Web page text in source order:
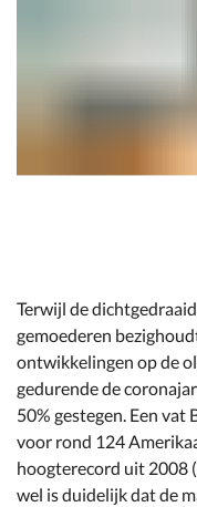
Terwijl de
gemoederen
ontwikkelingen op de
gedurende de
50% gestegen. Een
voor rond 124
hoogterecord uit 2008
wel is duidelijk dat de